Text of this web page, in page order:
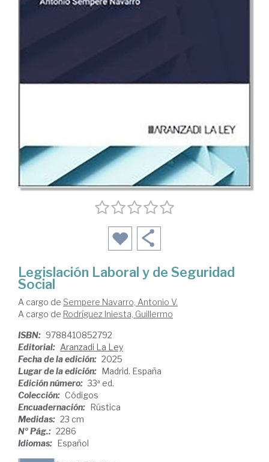
Legislación Laboral y de Seguridad
Social
A cargo de Sempere Navarro, Antonio V.
A cargo de Rodríguez Iniesta, Guillermo
ISBN: 9788410852792
Editorial: Aranzadi La Ley
Fecha de la edición: 2025
Lugar de la edición: Madrid. España
Edición número: 33ª ed.
Colección: Códigos
Encuadernación: Rústica
Medidas: 23 cm
Nº Pág.: 2286
Idiomas: Español